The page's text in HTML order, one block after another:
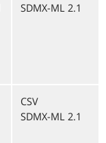
SDMX-ML 2.1
CSV
SDMX-ML 2.1